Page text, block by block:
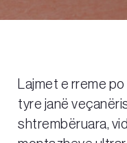
Lajmet e rreme
tyre janë
shtrembëruara,